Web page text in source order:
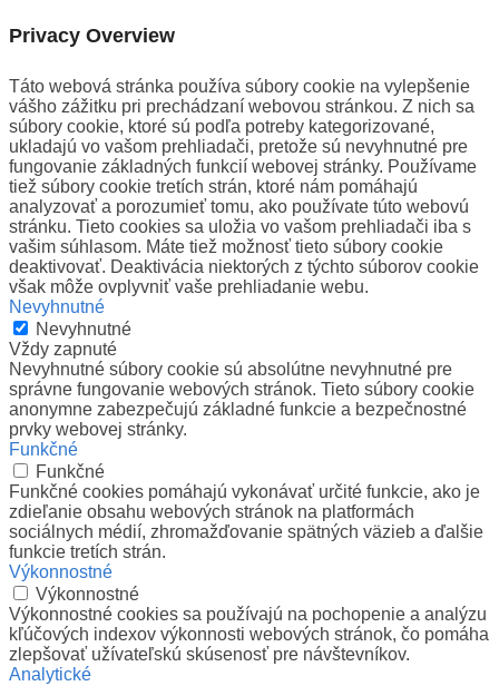
Privacy Overview
Táto webová stránka používa súbory cookie na vylepšenie
vášho zážitku pri prechádzaní webovou stránkou. Z nich sa
súbory cookie, ktoré sú podľa potreby kategorizované,
ukladajú vo vašom prehliadači, pretože sú nevyhnutné pre
fungovanie základných funkcií webovej stránky. Používame
tiež súbory cookie tretích strán, ktoré nám pomáhajú
analyzovať a porozumieť tomu, ako používate túto webovú
stránku. Tieto cookies sa uložia vo vašom prehliadači iba s
vašim súhlasom. Máte tiež možnosť tieto súbory cookie
deaktivovať. Deaktivácia niektorých z týchto súborov cookie
však môže ovplyvniť vaše prehliadanie webu.
Nevyhnutné
Nevyhnutné
Vždy zapnuté
Nevyhnutné súbory cookie sú absolútne nevyhnutné pre
správne fungovanie webových stránok. Tieto súbory cookie
anonymne zabezpečujú základné funkcie a bezpečnostné
prvky webovej stránky.
Funkčné
Funkčné
Funkčné cookies pomáhajú vykonávať určité funkcie, ako je
zdieľanie obsahu webových stránok na platformách
sociálnych médií, zhromažďovanie spätných väzieb a ďalšie
funkcie tretích strán.
Výkonnostné
Výkonnostné
Výkonnostné cookies sa používajú na pochopenie a analýzu
kľúčových indexov výkonnosti webových stránok, čo pomáha
zlepšovať užívateľskú skúsenosť pre návštevníkov.
Analytické